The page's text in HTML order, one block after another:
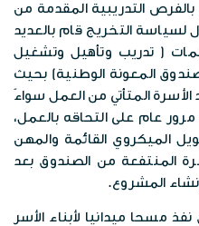
بالفرص التدريبية المقدمة من
لسياسة التخريج قام بالعديد
( تدريب وتأهيل وتشغيل
المعونة الوطنية) بحيث
المتأتي من العمل سواءً
عام على التحاقه بالعمل،
الميكروي القائمة والمهن
المنتفعة من الصندوق بعد
المشروع.
مسحا ميدانيا لأبناء الأسر